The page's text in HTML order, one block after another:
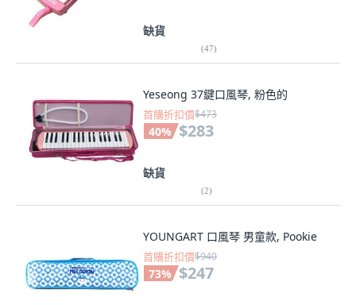
缺貨
(47)
Yeseong 37鍵口風琴, 粉色的
首購折扣價$473
40% $283
缺貨
(2)
YOUNGART 口風琴 男童款, Pookie
首購折扣價$940
73% $247